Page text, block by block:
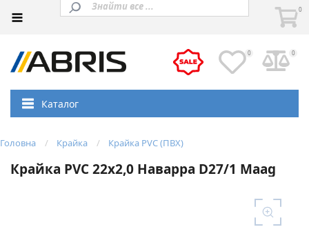
0
0 0
Каталог
Головна Крайка Крайка PVC (ПВХ)
Крайка PVC 22х2,0 Наварра D27/1 Maag